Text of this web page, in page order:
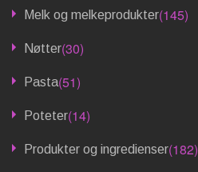
Melk og melkeprodukter(145)
Nøtter(30)
Pasta(51)
Poteter(14)
Produkter og ingredienser(182)